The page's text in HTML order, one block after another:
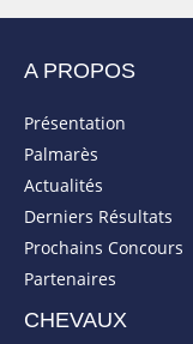
A PROPOS
Présentation
Palmarès
Actualités
Derniers Résultats
Prochains Concours
Partenaires
CHEVAUX